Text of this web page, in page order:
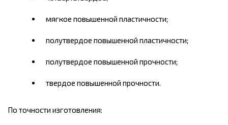
мягкое повышенной пластичности;
полутвердое повышенной пластичности;
полутвердое повышенной прочности;
твердое повышенной прочности.
По точности изготовления: